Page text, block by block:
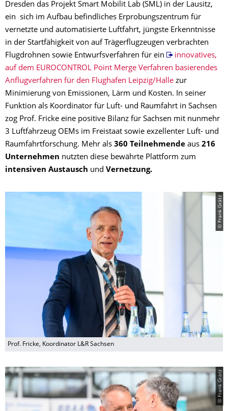
Dresden das Projekt Smart Mobilit Lab (SML) in der Lausitz,
ein sich im Aufbau befindliches Erprobungszentrum für
vernetzte und automatisierte Luftfahrt, jüngste Erkenntnisse
in der Startfähigkeit von auf Trägerflugzeugen verbrachten
Flugdrohnen sowie Entwurfsverfahren für ein
innovatives,
auf dem EUROCONTROL Point Merge Verfahren basierendes
Anflugverfahren für den Flughafen Leipzig/Halle zur
Minimierung von Emissionen, Lärm und Kosten. In seiner
Funktion als Koordinator für Luft- und Raumfahrt in Sachsen
zog Prof. Fricke eine positive Bilanz für Sachsen mit nunmehr
3 Luftfahrzeug OEMs im Freistaat sowie exzellenter Luft- und
Raumfahrtforschung. Mehr als 360 Teilnehmende aus 216
Unternehmen nutzten diese bewährte Plattform zum
intensiven Austausch und Vernetzung.
© Frank Grätz
Prof. Fricke, Koordinator L&R Sachsen
© Frank Grätz